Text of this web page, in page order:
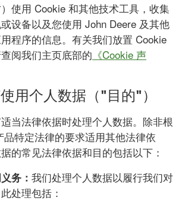
使用 Cookie 和其他技术工具，收集
设备以及您使用 John Deere 及其他
程序的信息。有关我们放置 Cookie
阅我们主页底部的 《Cookie 声
用个人数据（"目的"）
当法律依据时处理个人数据。除非根
特定法律的要求适用其他法律依
的常见法律依据和目的包括以下：
务： 我们处理个人数据以履行我们对
处理包括：